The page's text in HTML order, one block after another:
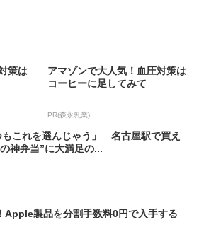
策は
アマゾンで大人気！血圧対策は
コーヒーに足してみて
PR(森永乳業)
もこれを選んじゃう」 名古屋駅で買え
神弁当”に大満足の...
Apple製品を分割手数料0円で入手する